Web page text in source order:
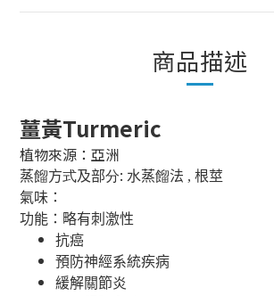
商品描述
薑黃Turmeric
植物來源：亞洲
蒸餾方式及部分: 水蒸餾法 , 根莖
氣味：
功能：略有刺激性
抗癌
預防神經系統疾病
緩解關節炎